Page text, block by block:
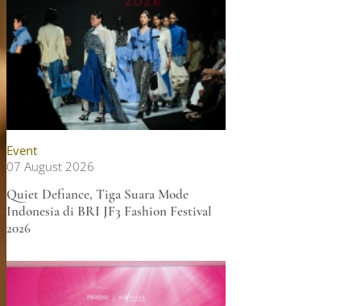
Event
07 August 2026
Quiet Defiance, Tiga Suara Mode
Indonesia di BRI JF3 Fashion Festival
2026